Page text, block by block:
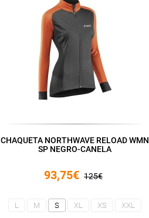
CHAQUETA NORTHWAVE RELOAD WMN
SP NEGRO-CANELA
93,75€ 125€
L M S XL XS XXL